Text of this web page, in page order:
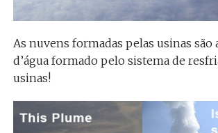
As nuvens formadas pelas usinas são
d’água formado pelo sistema de
usinas!